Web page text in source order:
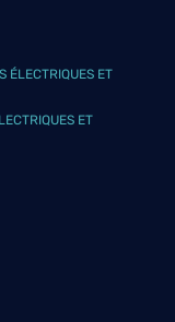
ÉLECTRIQUES ET
ET